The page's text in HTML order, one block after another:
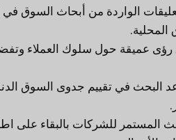
الواردة من أبحاث السوق
المحلية.
عميقة حول سلوك العملاء
البحث في تقييم جدوى السوق
المستمر للشركات بالبقاء على